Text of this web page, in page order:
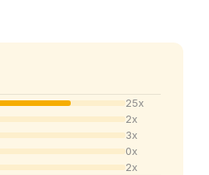
25x
2x
3x
0x
2x